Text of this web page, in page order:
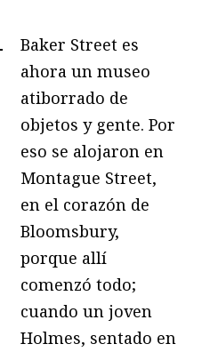
Baker Street es
ahora un museo
atiborrado de
objetos y gente. Por
eso se alojaron en
Montague Street,
en el corazón de
Bloomsbury,
porque allí
comenzó todo;
cuando un joven
Holmes, sentado en